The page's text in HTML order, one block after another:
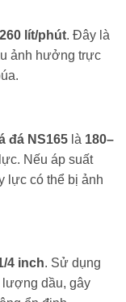
lít/phút. Đây là
ảnh hưởng trực
đá NS165 là 180–
Nếu áp suất
lực có thể bị ảnh
4 inch. Sử dụng
dầu, gây